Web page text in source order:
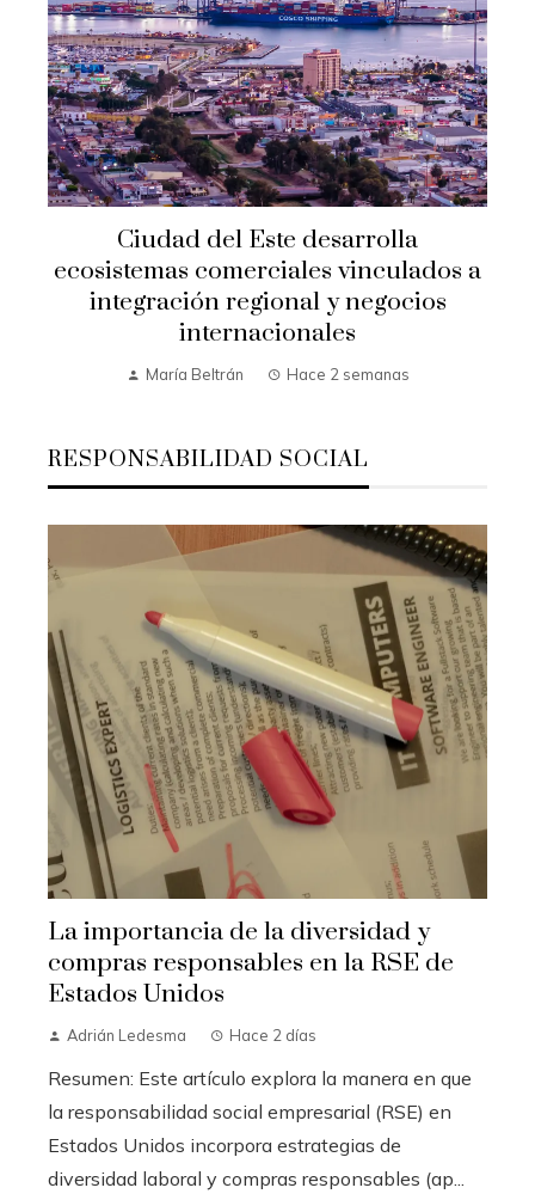
Ciudad del Este desarrolla
ecosistemas comerciales vinculados a
integración regional y negocios
internacionales
María Beltrán Hace 2 semanas
RESPONSABILIDAD SOCIAL
La importancia de la diversidad y
compras responsables en la RSE de
Estados Unidos
Adrián Ledesma Hace 2 días
Resumen: Este artículo explora la manera en que
la responsabilidad social empresarial (RSE) en
Estados Unidos incorpora estrategias de
diversidad laboral y compras responsables (ap...